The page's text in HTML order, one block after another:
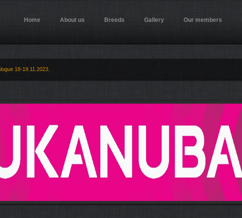
Home About us Breeds Gallery Our members
18-19.11.2023.